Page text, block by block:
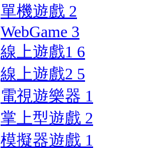
單機遊戲 2
WebGame 3
線上遊戲1 6
線上遊戲2 5
電視遊樂器 1
掌上型遊戲 2
模擬器遊戲 1